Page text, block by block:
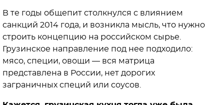
В те годы общепит столкнулся с влиянием
санкций 2014 года, и возникла мысль, что нужно
строить концепцию на российском сырье.
Грузинское направление под нее подходило:
мясо, специи, овощи — вся матрица
представлена в России, нет дорогих
заграничных специй или соусов.